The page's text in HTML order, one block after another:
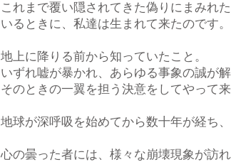
これまで覆い隠されてきた偽りにまみれ
いるときに、私達は生まれて来たのです。
地上に降りる前から知っていたこと。
いずれ嘘が暴かれ、あらゆる事象の誠が解
そのときの一翼を担う決意をしてやって来
地球が深呼吸を始めてから数十年が経ち
心の曇った者には、様々な崩壊現象が訪れ